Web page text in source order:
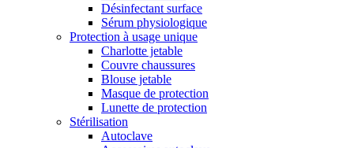
Désinfectant surface
Sérum physiologique
Protection à usage unique
Charlotte jetable
Couvre chaussures
Blouse jetable
Masque de protection
Lunette de protection
Stérilisation
Autoclave